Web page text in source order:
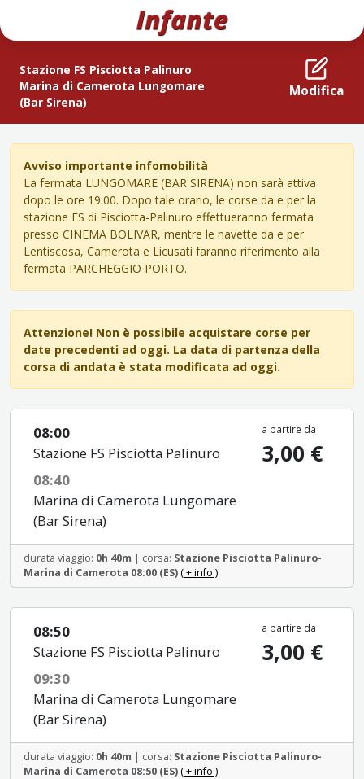
Stazione FS Pisciotta Palinuro
Marina di Camerota Lungomare
(Bar Sirena)
Modifica
Avviso importante infomobilità
La fermata LUNGOMARE (BAR SIRENA) non sarà attiva
dopo le ore 19:00. Dopo tale orario, le corse da e per la
stazione FS di Pisciotta-Palinuro effettueranno fermata
presso CINEMA BOLIVAR, mentre le navette da e per
Lentiscosa, Camerota e Licusati faranno riferimento alla
fermata PARCHEGGIO PORTO.
Attenzione! Non è possibile acquistare corse per
date precedenti ad oggi. La data di partenza della
corsa di andata è stata modificata ad oggi.
08:00
Stazione FS Pisciotta Palinuro
08:40
Marina di Camerota Lungomare
(Bar Sirena)
a partire da
3,00 €
durata viaggio: 0h 40m | corsa: Stazione Pisciotta Palinuro-
Marina di Camerota 08:00 (ES)( + info )
08:50
Stazione FS Pisciotta Palinuro
09:30
Marina di Camerota Lungomare
(Bar Sirena)
a partire da
3,00 €
durata viaggio: 0h 40m | corsa: Stazione Pisciotta Palinuro-
Marina di Camerota 08:50 (ES)( + info )